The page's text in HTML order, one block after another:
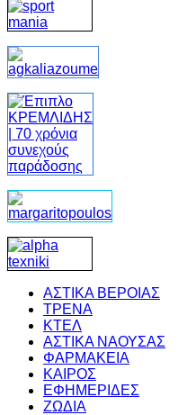
ΑΣΤΙΚΑ ΒΕΡΟΙΑΣ
ΤΡΕΝΑ
ΚΤΕΛ
ΑΣΤΙΚΑ ΝΑΟΥΣΑΣ
ΦΑΡΜΑΚΕΙΑ
ΚΑΙΡΟΣ
ΕΦΗΜΕΡΙΔΕΣ
ΖΩΔΙΑ